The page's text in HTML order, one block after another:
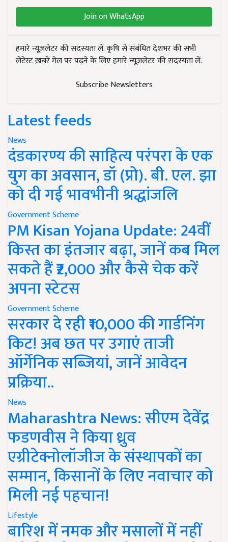
Join on WhatsApp
हमारे न्यूज़लेटर की सदस्यता लें. कृषि से संबंधित देशभर की सभी
लेटेस्ट ख़बरें मेल पर पढ़ने के लिए हमारे न्यूज़लेटर की सदस्यता लें.
Subscribe Newsletters
Latest feeds
News
दंडकारण्य की साहित्य परंपरा के एक
युग का अवसान, डॉ (प्रो). बी. एल. झा
को दी गई भावभीनी श्रद्धांजलि
Government Scheme
PM Kisan Yojana Update: 24वीं
किस्त का इंतजार बढ़ा, जानें कब मिल
सकते हैं ₹2,000 और कैसे चेक करें
अपना स्टेटस
Government Scheme
सरकार दे रही ₹10,000 की गार्डनिंग
किट! अब छत पर उगाएं ताजी
ऑर्गेनिक सब्जियां, जानें आवेदन
प्रक्रिया..
News
Maharashtra News: सीएम देवेंद्र
फडणवीस ने किया ध्रुव
एग्रीटेक्नोलॉजीज के संस्थापकों का
सम्मान, किसानों के लिए नवाचार को
मिली नई पहचान!
Lifestyle
बारिश में नमक और मसालों में नहीं